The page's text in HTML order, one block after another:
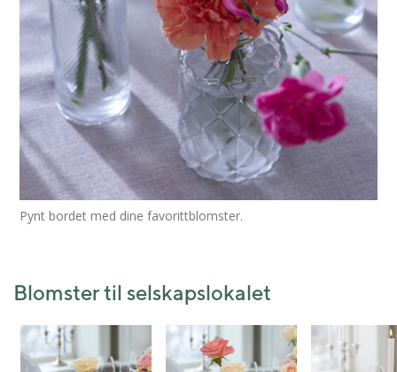
Pynt bordet med dine favorittblomster.
Blomster til selskapslokalet